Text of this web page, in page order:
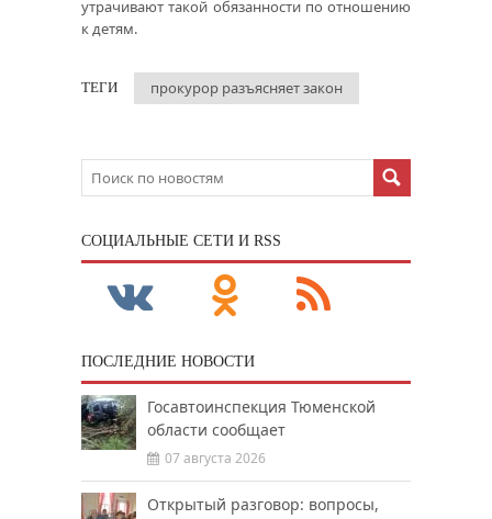
утрачивают такой обязанности по отношению
к детям.
ТЕГИ прокурор разъясняет закон
CОЦИАЛЬНЫЕ СЕТИ И RSS
ПОСЛЕДНИЕ НОВОСТИ
Госавтоинспекция Тюменской
области сообщает
07 августа 2026
Открытый разговор: вопросы,